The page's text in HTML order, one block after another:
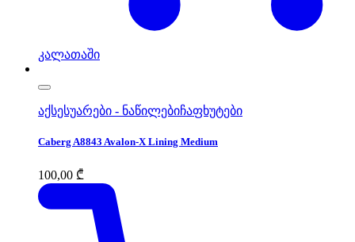
კალათაში
აქსესუარები - ნაწილებიჩაფხუტები
Caberg A8843 Avalon-X Lining Medium
100,00 ₾